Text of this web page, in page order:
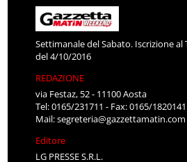
Settimanale del Sabato. Iscrizione al
del 4/10/2016
REDAZIONE
via Festaz, 52 - 11100 Aosta
Tel: 0165/231711 - Fax: 0165/1820141
Mail:segreteria@gazzettamatin.com
Editore
LG PRESSE S.R.L.